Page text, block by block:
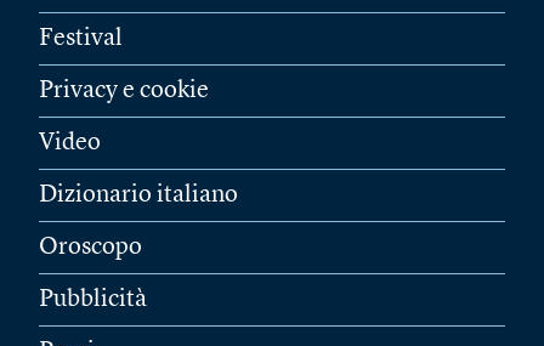
Festival
Privacy e cookie
Video
Dizionario italiano
Oroscopo
Pubblicità